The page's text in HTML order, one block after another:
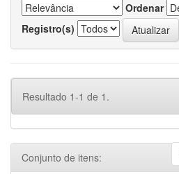
Ordenar
Registro(s)
Resultado 1-1 de 1.
Conjunto de itens: